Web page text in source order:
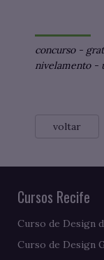
concurso-
nivelamento-
voltar
Cursos Recife
Curso de Design
Curso de Design